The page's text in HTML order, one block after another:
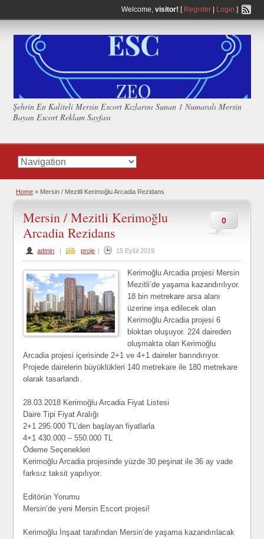
Welcome, visitor! [ Register| Login ]
Şehrin En Kaliteli Mersin Escort Kızlarını Sunan 1 Numaralı Mersin
Bayan Escort Reklam Sayfası
Home » Mersin / Mezitli Kerimoğlu Arcadia Rezidans
0
Mersin / Mezitli Kerimoğlu
Arcadia Rezidans
admin | proje | 15 Eylül 2019
Kerimoğlu Arcadia projesi Mersin
Mezitli’de yaşama kazandırılıyor.
18 bin metrekare arsa alanı
üzerine inşa edilecek olan
Kerimoğlu Arcadia projesi 6
bloktan oluşuyor. 224 daireden
oluşmakta olan Kerimoğlu
Arcadia projesi içerisinde 2+1 ve 4+1 daireler barındırıyor.
Projede dairelerin büyüklükleri 140 metrekare ile 180 metrekare
olarak tasarlandı.
28.03.2018 Kerimoğlu Arcadia Fiyat Listesi
Daire Tipi Fiyat Aralığı
2+1 295.000 TL’den başlayan fiyatlarla
4+1 430.000 – 550.000 TL
Ödeme Seçenekleri
Kerimoğlu Arcadia projesinde yüzde 30 peşinat ile 36 ay vade
farksız taksit yapılıyor.
Editörün Yorumu
Mersin’de yeni Mersin Escort projesi!
Kerimoğlu İnşaat tarafından Mersin’de yaşama kazandırılacak